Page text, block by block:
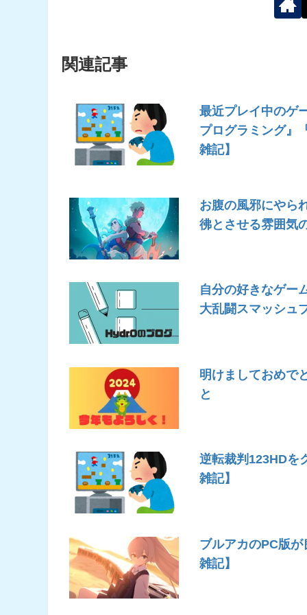
関連記事
最近プレイ中のゲ
プログラミング』
雑記】
お腹の風邪にやら
彿とさせる雰囲気
自分の好きなゲー
大乱闘スマッシュ
明けましておめで
と
逆転裁判123HDを
雑記】
ブルアカのPC版
雑記】